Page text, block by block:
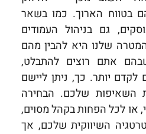
בטווח הארוך. כמו בשאר
גם בניהול העמודים
שלנו היא להבין מהם
אתם רוצים להתבלט,
לקדם יותר. כך, ניתן ליישם
השאיפות שלכם. הבחירה
או לכל הפחות בקהל מסוים,
השיווקית שלכם, אך